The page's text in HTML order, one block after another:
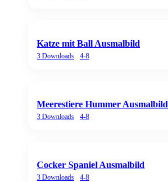
Katze mit Ball Ausmalbild
3 Downloads 4-8
Meerestiere Hummer Ausmalbild
3 Downloads 4-8
Cocker Spaniel Ausmalbild
3 Downloads 4-8